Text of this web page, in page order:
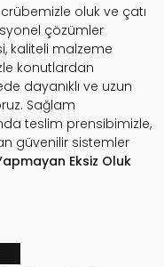
oluk ve çatı
çözümler
kaliteli malzeme
konutlardan
dayanıklı ve uzun
Sağlam
teslim prensibimizle,
güvenilir sistemler
Yapmayan Eksiz Oluk